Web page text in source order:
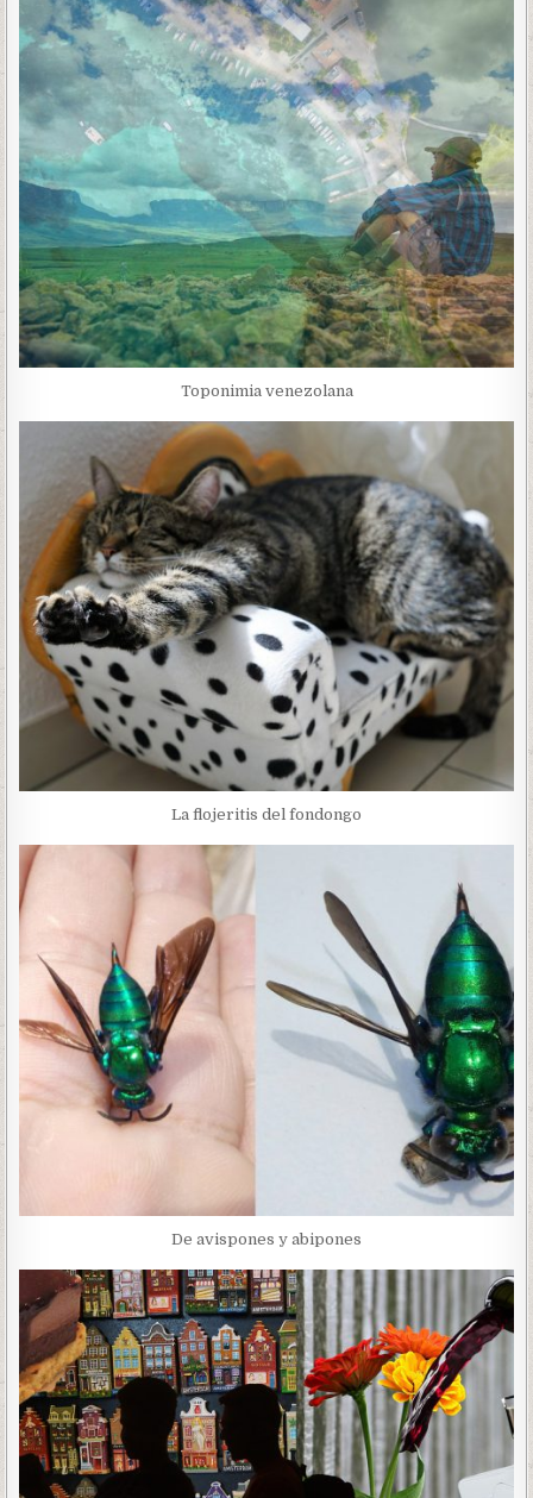
Toponimia venezolana
La flojeritis del fondongo
De avispones y abipones